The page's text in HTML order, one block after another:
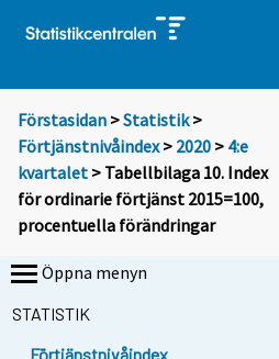
Förstasidan >Statistik >
Förtjänstnivåindex> 2020 > 4:e
kvartalet > Tabellbilaga 10. Index
för ordinarie förtjänst 2015=100,
procentuella förändringar
Öppna menyn
STATISTIK
Förtjänstnivåindex